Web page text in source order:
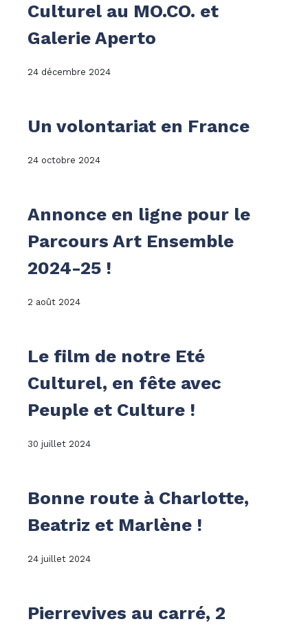
Culturel au MO.CO. et
Galerie Aperto
24 décembre 2024
Un volontariat en France
24 octobre 2024
Annonce en ligne pour le
Parcours Art Ensemble
2024-25 !
2 août 2024
Le film de notre Eté
Culturel, en fête avec
Peuple et Culture !
30 juillet 2024
Bonne route à Charlotte,
Beatriz et Marlène !
24 juillet 2024
Pierrevives au carré, 2